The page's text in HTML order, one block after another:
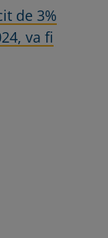
de 3%
va fi